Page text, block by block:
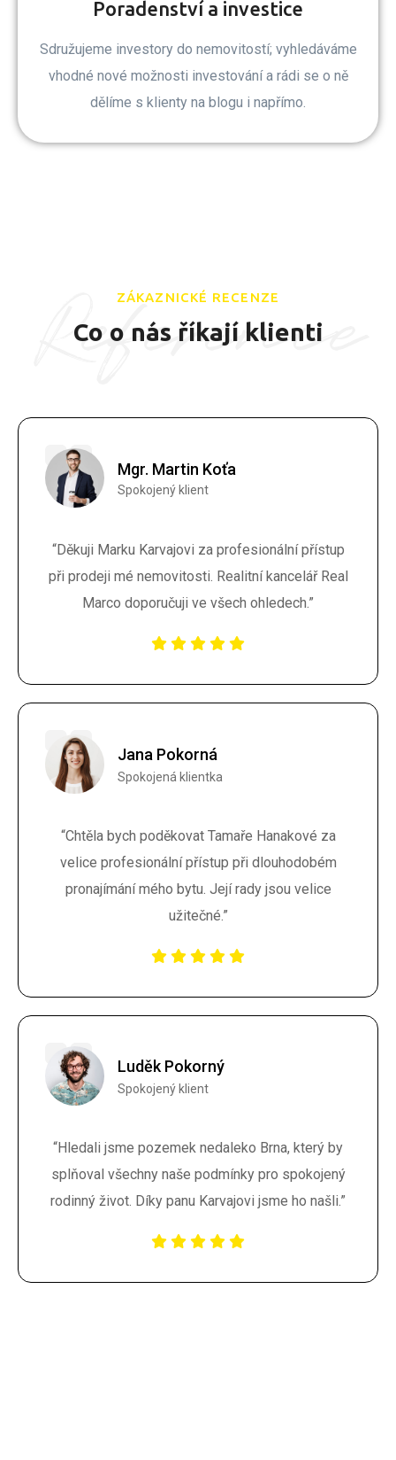
Poradenství a investice
Sdružujeme investory do nemovitostí; vyhledáváme
vhodné nové možnosti investování a rádi se o ně
dělíme s klienty na blogu i napřímo.
Reference
ZÁKAZNICKÉ RECENZE
Co o nás říkají klienti
“Děkuji Marku Karvajovi za profesionální přístup
při prodeji mé nemovitosti. Realitní kancelář Real
Marco doporučuji ve všech ohledech.”
Mgr. Martin Koťa
Spokojený klient
“Chtěla bych poděkovat Tamaře Hanakové za
velice profesionální přístup při dlouhodobém
pronajímání mého bytu. Její rady jsou velice
užitečné.”
Jana Pokorná
Spokojená klientka
“Hledali jsme pozemek nedaleko Brna, který by
splňoval všechny naše podmínky pro spokojený
rodinný život. Díky panu Karvajovi jsme ho našli.”
Luděk Pokorný
Spokojený klient